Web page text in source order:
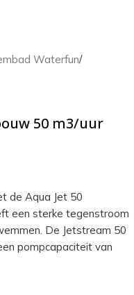
Waterfun/
50 m3/uur
de Aqua Jet 50
een sterke tegenstroom
De Jetstream 50
pompcapaciteit van